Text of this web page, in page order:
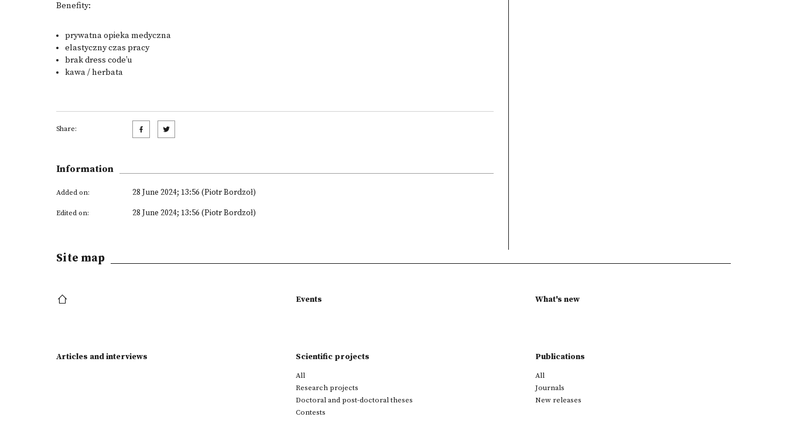
Benefity:
prywatna opieka medyczna
elastyczny czas pracy
brak dress code’u
kawa / herbata
Share:
Information
Added on: 28 June 2024; 13:56 (Piotr Bordzoł)
Edited on: 28 June 2024; 13:56 (Piotr Bordzoł)
Site map
Events What's new
Articles and interviews Scientific projects
All
Research projects
Doctoral and post-doctoral theses
Contests
Publications
All
Journals
New releases